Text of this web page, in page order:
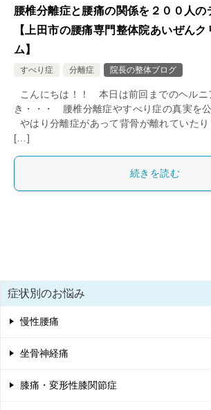
腰椎分離症と腰痛の関係を２００人の
【上田市の腰痛専門整体院あいぜん
ム】
すべり症 分離症 院長の整体ブログ
こんにちは！！ 本日は前回までのヘルニ
き・・・ 腰椎分離症やすべり症の真実を公
やはり分離症があって背骨が離れていた
[…]
続きを読む
症状別のお悩み
慢性腰痛
坐骨神経痛
膝痛・変形性膝関節症